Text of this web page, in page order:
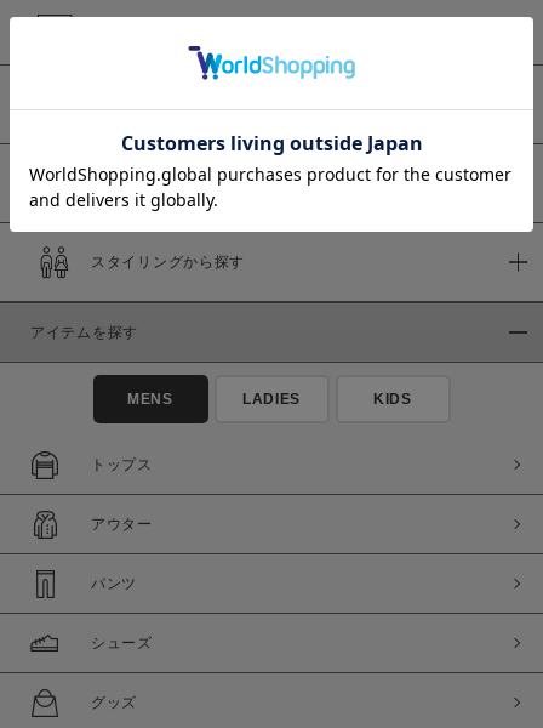
価格
～
商品タイプ
通常商品 予約商品
在庫
在庫あり 在庫なし含む
予約商品
スタイリングから探す
アイテムを探す
MENS LADIES KIDS
トップス
アウター
パンツ
シューズ
グッズ